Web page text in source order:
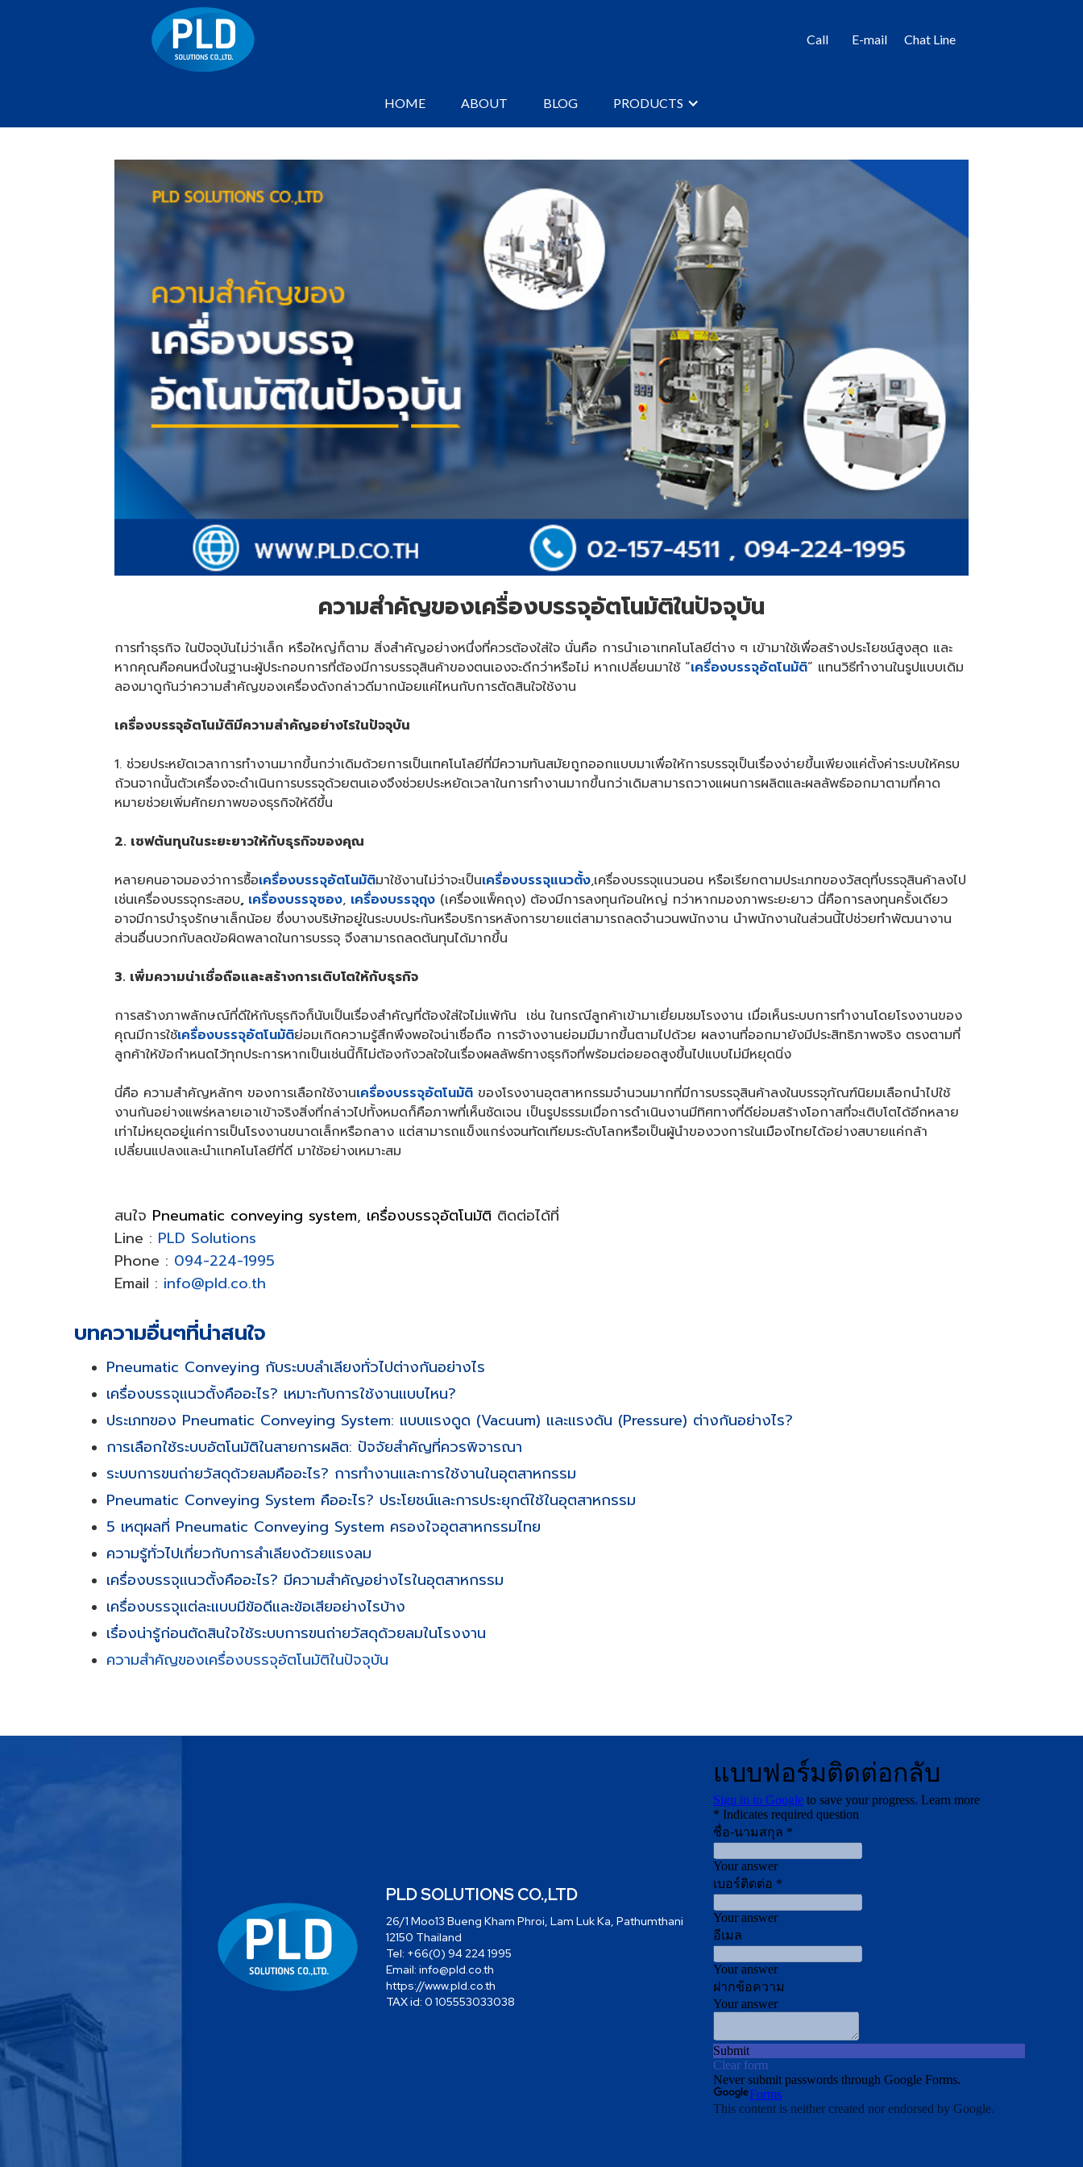
Call E-mail Chat Line
HOME ABOUT BLOG PRODUCTS
ความสำคัญของเครื่องบรรจุอัตโนมัติในปัจจุบัน
การทำธุรกิจ ในปัจจุบันไม่ว่าเล็ก หรือใหญ่ก็ตาม สิ่งสำคัญอย่างหนึ่งที่ควรต้องใส่ใจ นั่นคือ การนำเอาเทคโนโลยีต่าง ๆ เข้ามาใช้เพื่อสร้างประโยชน์สูงสุด และ
หากคุณคือคนหนึ่งในฐานะผู้ประกอบการที่ต้องมีการบรรจุสินค้าของตนเองจะดีกว่าหรือไม่ หากเปลี่ยนมาใช้ “เครื่องบรรจุอัตโนมัติ” แทนวิธีทำงานในรูปแบบเดิม
ลองมาดูกันว่าความสำคัญของเครื่องดังกล่าวดีมากน้อยแค่ไหนกับการตัดสินใจใช้งาน
เครื่องบรรจุอัตโนมัติมีความสำคัญอย่างไรในปัจจุบัน
1. ช่วยประหยัดเวลาการทำงานมากขึ้นกว่าเดิมด้วยการเป็นเทคโนโลยีที่มีความทันสมัยถูกออกแบบมาเพื่อให้การบรรจุเป็นเรื่องง่ายขึ้นเพียงแค่ตั้งค่าระบบให้ครบ
ถ้วนจากนั้นตัวเครื่องจะดำเนินการบรรจุด้วยตนเองจึงช่วยประหยัดเวลาในการทำงานมากขึ้นกว่าเดิมสามารถวางแผนการผลิตและผลลัพธ์ออกมาตามที่คาด
หมายช่วยเพิ่มศักยภาพของธุรกิจให้ดีขึ้น
2. เซฟต้นทุนในระยะยาวให้กับธุรกิจของคุณ
หลายคนอาจมองว่าการซื้อเครื่องบรรจุอัตโนมัติมาใช้งานไม่ว่าจะเป็นเครื่องบรรจุแนวตั้ง,เครื่องบรรจุแนวนอน หรือเรียกตามประเภทของวัสดุที่บรรจุสินค้าลงไป
เช่นเครื่องบรรจุกระสอบ, เครื่องบรรจุซอง, เครื่องบรรจุถุง (เครื่องแพ็คถุง) ต้องมีการลงทุนก้อนใหญ่ ทว่าหากมองภาพระยะยาว นี่คือการลงทุนครั้งเดียว
อาจมีการบำรุงรักษาเล็กน้อย ซึ่งบางบริษัทอยู่ในระบบประกันหรือบริการหลังการขายแต่สามารถลดจำนวนพนักงาน นำพนักงานในส่วนนี้ไปช่วยทำพัฒนางาน
ส่วนอื่นบวกกับลดข้อผิดพลาดในการบรรจุ จึงสามารถลดต้นทุนได้มากขึ้น
3. เพิ่มความน่าเชื่อถือและสร้างการเติบโตให้กับธุรกิจ
การสร้างภาพลักษณ์ที่ดีให้กับธุรกิจก็นับเป็นเรื่องสำคัญที่ต้องใส่ใจไม่แพ้กัน เช่น ในกรณีลูกค้าเข้ามาเยี่ยมชมโรงงาน เมื่อเห็นระบบการทำงานโดยโรงงานของ
คุณมีการใช้เครื่องบรรจุอัตโนมัติย่อมเกิดความรู้สึกพึงพอใจน่าเชื่อถือ การจ้างงานย่อมมีมากขึ้นตามไปด้วย ผลงานที่ออกมายังมีประสิทธิภาพจริง ตรงตามที่
ลูกค้าให้ข้อกำหนดไว้ทุกประการหากเป็นเช่นนี้ก็ไม่ต้องกังวลใจในเรื่องผลลัพธ์ทางธุรกิจที่พร้อมต่อยอดสูงขึ้นไปแบบไม่มีหยุดนิ่ง
นี่คือ ความสำคัญหลักๆ ของการเลือกใช้งานเครื่องบรรจุอัตโนมัติ ของโรงงานอุตสาหกรรมจำนวนมากที่มีการบรรจุสินค้าลงในบรรจุภัณฑ์นิยมเลือกนำไปใช้
งานกันอย่างแพร่หลายเอาเข้าจริงสิ่งที่กล่าวไปทั้งหมดก็คือภาพที่เห็นชัดเจน เป็นรูปธรรมเมื่อการดำเนินงานมีทิศทางที่ดีย่อมสร้างโอกาสที่จะเติบโตได้อีกหลาย
เท่าไม่หยุดอยู่แค่การเป็นโรงงานขนาดเล็กหรือกลาง แต่สามารถแข็งแกร่งจนทัดเทียมระดับโลกหรือเป็นผู้นำของวงการในเมืองไทยได้อย่างสบายแค่กล้า
เปลี่ยนแปลงและนำเเทคโนโลยีที่ดี มาใช้อย่างเหมาะสม
สนใจ Pneumatic conveying system, เครื่องบรรจุอัตโนมัติ ติดต่อได้ที่
Line : PLD Solutions
Phone : 094-224-1995
Email : info@pld.co.th
บทความอื่นๆที่น่าสนใจ
Pneumatic Conveying กับระบบลำเลียงทั่วไปต่างกันอย่างไร
เครื่องบรรจุแนวตั้งคืออะไร? เหมาะกับการใช้งานแบบไหน?
ประเภทของ Pneumatic Conveying System: แบบแรงดูด (Vacuum) และแรงดัน (Pressure) ต่างกันอย่างไร?
การเลือกใช้ระบบอัตโนมัติในสายการผลิต: ปัจจัยสำคัญที่ควรพิจารณา
ระบบการขนถ่ายวัสดุด้วยลมคืออะไร? การทำงานและการใช้งานในอุตสาหกรรม
Pneumatic Conveying System คืออะไร? ประโยชน์และการประยุกต์ใช้ในอุตสาหกรรม
5 เหตุผลที่ Pneumatic Conveying System ครองใจอุตสาหกรรมไทย
ความรู้ทั่วไปเกี่ยวกับการลำเลียงด้วยแรงลม
เครื่องบรรจุแนวตั้งคืออะไร? มีความสำคัญอย่างไรในอุตสาหกรรม
เครื่องบรรจุแต่ละแบบมีข้อดีและข้อเสียอย่างไรบ้าง
เรื่องน่ารู้ก่อนตัดสินใจใช้ระบบการขนถ่ายวัสดุด้วยลมในโรงงาน
ความสำคัญของเครื่องบรรจุอัตโนมัติในปัจจุบัน
PLD SOLUTIONS CO.,LTD
26/1 Moo13 Bueng Kham Phroi, Lam Luk Ka, Pathumthani
12150 Thailand
Tel: +66(0) 94 224 1995
Email: info@pld.co.th
https://www.pld.co.th
TAX id: 0 105553033038